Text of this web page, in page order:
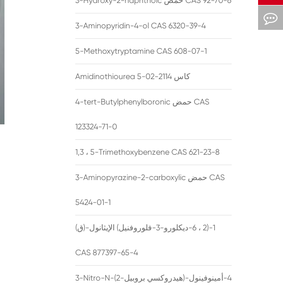
3-Aminopyridin-4-ol CAS 6320-39-4
5-Methoxytryptamine CAS 608-07-1
Amidinothiourea كاس 2114-02-5
4-tert-Butylphenylboronic حمض CAS
123324-71-0
1,3 ، 5-Trimethoxybenzene CAS 621-23-8
3-Aminopyrazine-2-carboxylic حمض CAS
5424-01-1
(ق)-1-(2 ، 6-ديكلورو-3-فلوروفنيل) الإيثانول
CAS 877397-65-4
3-Nitro-N-(2-هيدروكسي بروبيل)-4-أمينوفينول